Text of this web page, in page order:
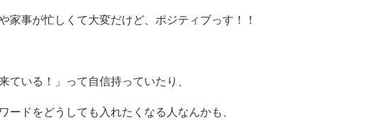
家事が忙しくて大変だけど、ポジティブっす！！
ている！」って自信持っていたり、
ードをどうしても入れたくなる人なんかも、